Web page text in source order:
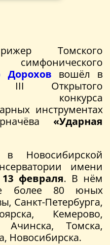
Томского
Дорохов вошёл в
Открытого
конкурса
инструментах
«Ударная
Новосибирской
имени
февраля. В нём
более 80 юных
Санкт-Петербурга,
Кемерово,
Ачинска, Томска,
Новосибирска.